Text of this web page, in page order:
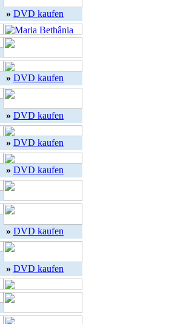
» DVD kaufen
» DVD kaufen
» DVD kaufen
» DVD kaufen
» DVD kaufen
» DVD kaufen
» DVD kaufen